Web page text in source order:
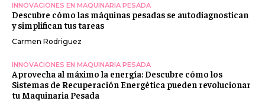
INNOVACIONES EN MAQUINARIA PESADA
Descubre cómo las máquinas pesadas se autodiagnostican
y simplifican tus tareas
Carmen Rodriguez
INNOVACIONES EN MAQUINARIA PESADA
Aprovecha al máximo la energía: Descubre cómo los
Sistemas de Recuperación Energética pueden revolucionar
tu Maquinaria Pesada